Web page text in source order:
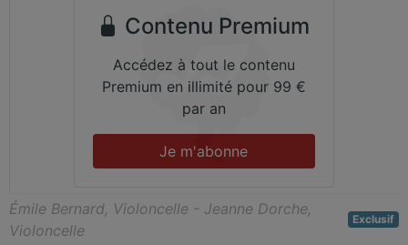
Contenu Premium
Accédez à tout le contenu
Premium en illimité pour 99 €
par an
Je m'abonne
Émile Bernard, Violoncelle - Jeanne Dorche,
Violoncelle
Exclusif